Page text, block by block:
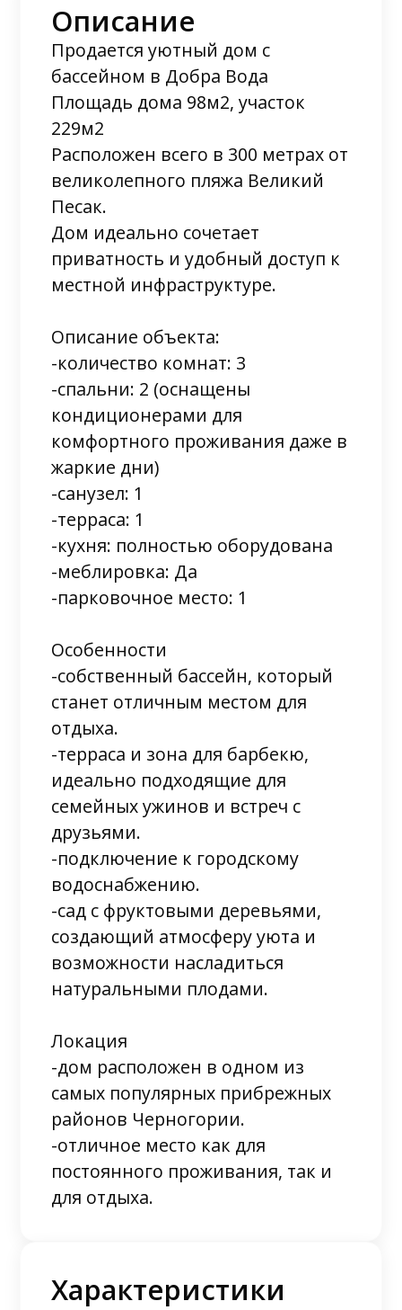
Описание
Продается уютный дом с
бассейном в Добра Вода
Площадь дома 98м2, участок
229м2
Расположен всего в 300 метрах от
великолепного пляжа Великий
Песак.
Дом идеально сочетает
приватность и удобный доступ к
местной инфраструктуре.
Описание объекта:
-количество комнат: 3
-спальни: 2 (оснащены
кондиционерами для
комфортного проживания даже в
жаркие дни)
-санузел: 1
-терраса: 1
-кухня: полностью оборудована
-меблировка: Да
-парковочное место: 1
Особенности
-собственный бассейн, который
станет отличным местом для
отдыха.
-терраса и зона для барбекю,
идеально подходящие для
семейных ужинов и встреч с
друзьями.
-подключение к городскому
водоснабжению.
-сад с фруктовыми деревьями,
создающий атмосферу уюта и
возможности насладиться
натуральными плодами.
Локация
-дом расположен в одном из
самых популярных прибрежных
районов Черногории.
-отличное место как для
постоянного проживания, так и
для отдыха.
Характеристики